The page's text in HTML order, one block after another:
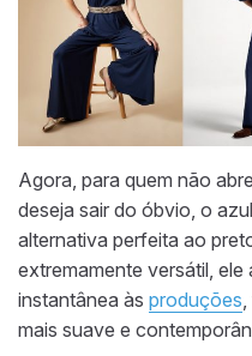
Agora, para quem não
deseja sair do óbvio, o
alternativa perfeita ao
extremamente versátil,
instantânea às produções
mais suave e